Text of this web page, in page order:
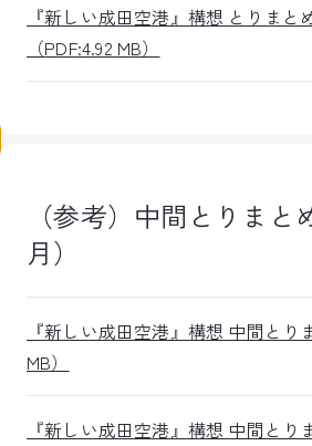
『新しい成田空港』構想 とりまと
（PDF:4.92 MB）
（参考）中間とりまと
月）
『新しい成田空港』構想 中間とり
MB）
『新しい成田空港』構想 中間とり